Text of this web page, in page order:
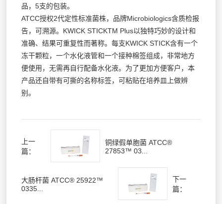
品，5支的包装。
ATCC授权2代定性标准菌株，品牌Microbiologics含质检报
告，可溯源。KWICK STICKTM Plus以独特巧妙的设计和
准确、结果可重复性而著称。每支KWICK STICK含有一个
冻干颗粒，一个水化液管和一个接种棉签组成，非常地方
便使用，无需再自行配备水化液。为了更加方便客户，本
产品还自带有可撕的名称标签，可粘贴在培养皿上做辨
别。
上一
篇：
铜绿假单胞菌 ATCC®
27853™ 03...
大肠杆菌 ATCC® 25922™
0335...
下一
篇：